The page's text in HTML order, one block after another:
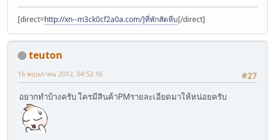
[direct=http://xn--m3ck0cf2a0a.com/]ที่พักสัตหีบ[/direct]
teuton
#27
16 พฤษภาคม 2012, 04:52:16
อยากทำบ้างครับ ใครมีสินค้าPMรายละเอียดมาให้หน่อยครับ